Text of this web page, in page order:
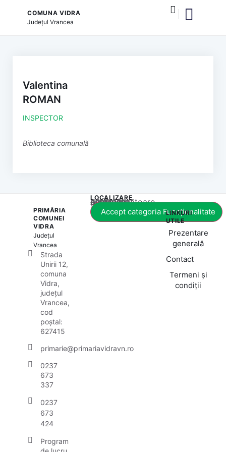
COMUNA VIDRA
JudețulVrancea
Valentina
ROMAN
INSPECTOR
Biblioteca comunală
PRIMĂRIA
COMUNEI
VIDRA
Județul
Vrancea
Strada
Unirii 12,
comuna
Vidra,
județul
Vrancea,
cod
poștal:
627415
primarie@primariavidravn.ro
0237
673
337
0237
673
424
Program
LOCALIZARE
Acest conținut este blocat până când acceptați categoria corespunzătoare de cookie-uri.
Accept categoria Funcționalitate
LINKURI
UTILE
Prezentare
generală
Contact
Termeni și
condiții